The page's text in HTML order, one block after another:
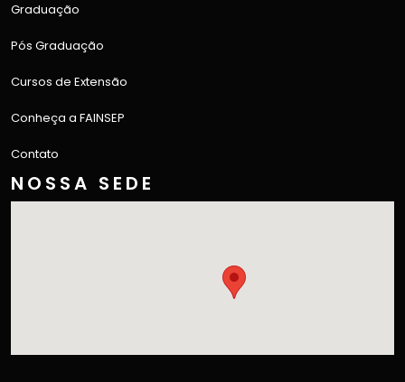
Graduação
Pós Graduação
Cursos de Extensão
Conheça a FAINSEP
Contato
NOSSA SEDE